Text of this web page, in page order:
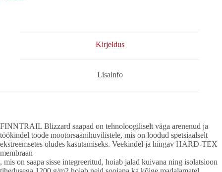
Kirjeldus
Lisainfo
FINNTRAIL Blizzard saapad on tehnoloogiliselt väga arenenud ja
töökindel toode mootorsaanihuvilistele, mis on loodud spetsiaalselt
ekstreemsetes oludes kasutamiseks. Veekindel ja hingav HARD-TEX
membraan
, mis on saapa sisse integreeritud, hoiab jalad kuivana ning isolatsioon